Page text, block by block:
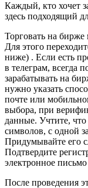
Каждый, кто хочет
здесь подходящий
Торговать на бирже
Для этого
ниже) . Если есть
в телеграм, всегда
зарабатывать на
нужно указать
почте или
выбора, при
данные. Учтите,
символов, с одной
Придумывайте его
Подтвердите
электронное
После проведения